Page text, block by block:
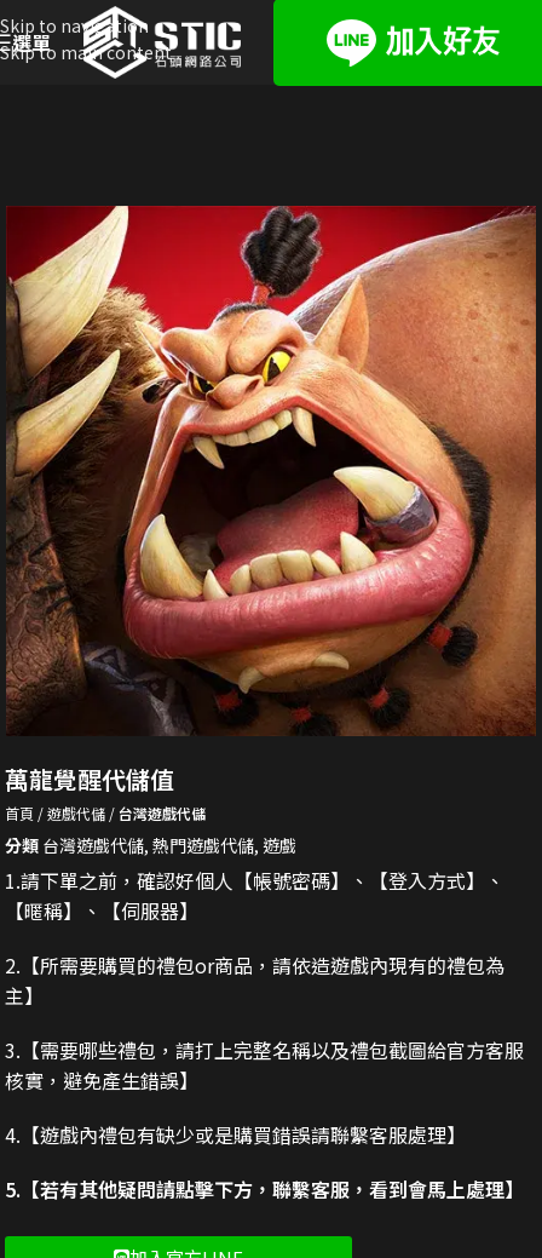
Skip to navigation
Skip to main content
選單
萬龍覺醒代儲值
首頁 遊戲代儲 台灣遊戲代儲
分類 台灣遊戲代儲, 熱門遊戲代儲, 遊戲
1.請下單之前，確認好個人【帳號密碼】、【登入方式】、
【暱稱】、【伺服器】
2. 【所需要購買的禮包or商品，請依造遊戲內現有的禮包為
主】
3. 【需要哪些禮包，請打上完整名稱以及禮包截圖給官方客服
核實，避免產生錯誤】
4.【遊戲內禮包有缺少或是購買錯誤請聯繫客服處理】
5.【若有其他疑問請點擊下方，聯繫客服，看到會馬上處理】